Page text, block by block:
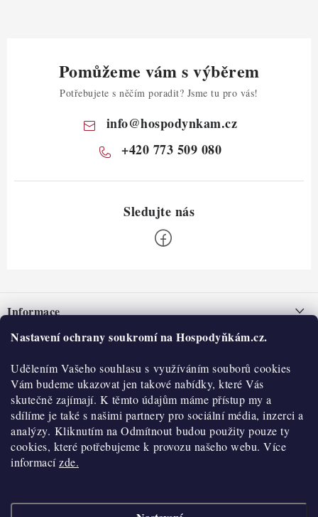
Nastavení ochrany soukromí na Hospodyňkám.cz.
Udělením Vašeho souhlasu s využíváním souborů cookies
Vám budeme ukazovat jen takové nabídky, které Vás
skutečně zajímají. K těmto údajům máme přístup my a
sdílíme je také s našimi partnery pro sociální média, inzerci a
analýzy. Kliknutím na Odmítnout budou použity pouze ty
cookies, které potřebujeme k provozu našeho webu. Více
informacízde.
Pomůžeme vám s výběrem
Potřebujete s něčím poradit? Jsme tu pro vás!
info@hospodynkam.cz
+420 773 509 080
pInformace
Nepřevzetí zásilky na dobírku
Obchodní podmínky
Hodnocení obchodu
Blog
Moje objednávka
O nás
Historie
Kontakty
O nákupu
Reklamace a vratky
Výdejní místa